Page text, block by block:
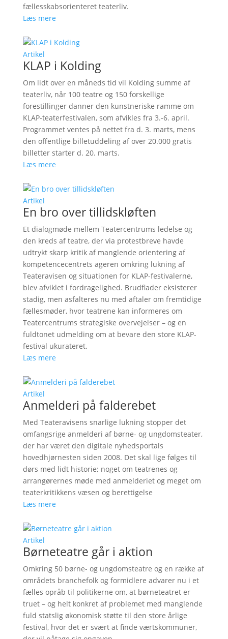
fællesskabsorienteret teaterliv.
Læs mere
Artikel
KLAP i Kolding
Om lidt over en måneds tid vil Kolding summe af
teaterliv, når 100 teatre og 150 forskellige
forestillinger danner den kunstneriske ramme om
KLAP-teaterfestivalen, som afvikles fra 3.-6. april.
Programmet ventes på nettet fra d. 3. marts, mens
den offentlige billetuddeling af over 20.000 gratis
billetter starter d. 20. marts.
Læs mere
Artikel
En bro over tillidskløften
Et dialogmøde mellem Teatercentrums ledelse og
den kreds af teatre, der via protestbreve havde
udtrykt skarp kritik af manglende orientering af
kompetencecentrets ageren omkring lukning af
Teateravisen og situationen for KLAP-festivalerne,
blev afviklet i fordragelighed. Brudflader eksisterer
stadig, men asfalteres nu med aftaler om fremtidige
fællesmøder, hvor teatrene kan informeres om
Teatercentrums strategiske overvejelser – og en
fuldtonet udmelding om at bevare den store KLAP-
festival ukurateret.
Læs mere
Artikel
Anmelderi på falderebet
Med Teateravisens snarlige lukning stopper det
omfangsrige anmelderi af børne- og ungdomsteater,
der har været den digitale nyhedsportals
hovedhjørnesten siden 2008. Det skal lige følges til
dørs med lidt historie; noget om teatrenes og
arrangørernes møde med anmelderiet og meget om
teaterkritikkens væsen og berettigelse
Læs mere
Artikel
Børneteatre går i aktion
Omkring 50 børne- og ungdomsteatre og en række af
områdets branchefolk og formidlere advarer nu i et
fælles opråb til politikerne om, at børneteatret er
truet – og helt konkret af problemet med manglende
fuld statslig økonomisk støtte til den store årlige
festival, hvor det er svært at finde værtskommuner,